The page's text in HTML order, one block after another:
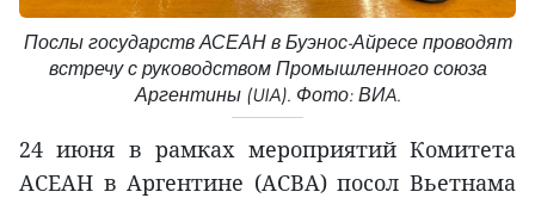
Послы государств АСЕАН в Буэнос-Айресе проводят
встречу с руководством Промышленного союза
Аргентины (UIA). Фото: ВИA.
24 июня в рамках мероприятий Комитета
АСЕАН в Аргентине (ACBA) посол Вьетнама